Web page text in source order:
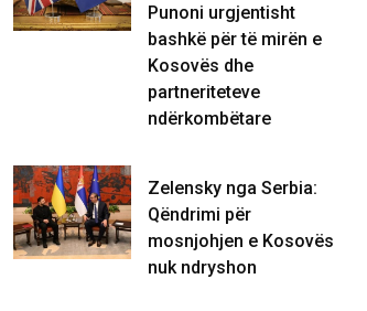
Punoni urgjentisht
bashkë për të mirën e
Kosovës dhe
partneriteteve
ndërkombëtare
Zelensky nga Serbia:
Qëndrimi për
mosnjohjen e Kosovës
nuk ndryshon